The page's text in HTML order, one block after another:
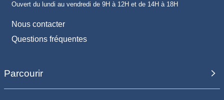
Ouvert du lundi au vendredi de 9H à 12H et de 14H à 18H
Nous contacter
Questions fréquentes
Parcourir